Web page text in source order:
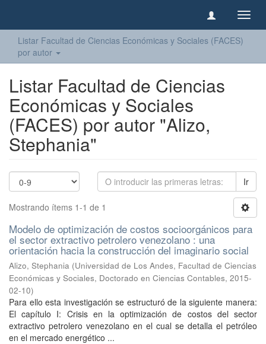
Listar Facultad de Ciencias Económicas y Sociales (FACES)
por autor
Listar Facultad de Ciencias
Económicas y Sociales
(FACES) por autor "Alizo,
Stephania"
Ir
Mostrando ítems 1-1 de 1
Modelo de optimización de costos socioorgánicos para
el sector extractivo petrolero venezolano : una
orientación hacia la construcción del imaginario social
Alizo, Stephania (Universidad de Los Andes, Facultad de Ciencias
Económicas y Sociales, Doctorado en Ciencias Contables, 2015-
02-10)
Para ello esta investigación se estructuró de la siguiente manera:
El capítulo I: Crisis en la optimización de costos del sector
extractivo petrolero venezolano en el cual se detalla el petróleo
en el mercado energético ...